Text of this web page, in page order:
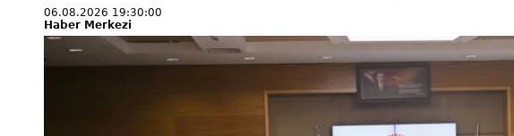
06.08.2026 19:30:00
Haber Merkezi